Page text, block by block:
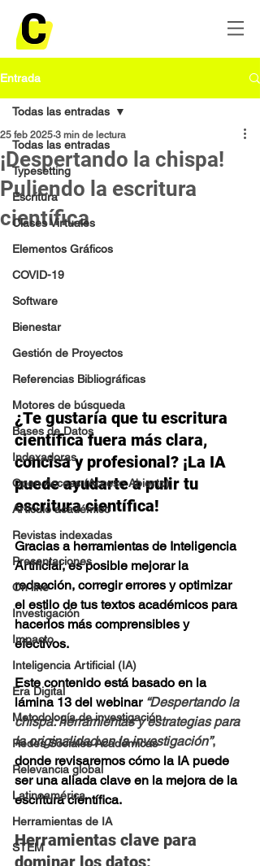
Entrada
Todas las entradas
Typesetting
Escritura
Clases Virtuales
Elementos Gráficos
COVID-19
Software
Bienestar
Gestión de Proyectos
Referencias Bibliográficas
Motores de búsqueda
Bases de Datos
Indexadoras
Open Access (Acceso Abierto)
Artículo académico
Revistas indexadas
Presentaciones
On line
Investigación
Impacto
Inteligencia Artificial (IA)
Era Digital
Metodología de investigación
Redes Sociales Académicas
Relevancia global
Latinoamérica
Herramientas de IA
STEM
Todas las entradas
¡Despertando la chispa!
Puliendo la escritura
científica
25 feb 2025 3 min de lectura
¿Te gustaría que tu escritura
científica fuera más clara,
concisa y profesional? ¡La IA
puede ayudarte a pulir tu
escritura científica!
Gracias a herramientas de Inteligencia
Artificial, es posible mejorar la
redacción, corregir errores y optimizar
el estilo de tus textos académicos para
hacerlos más comprensibles y
efectivos.
Este contenido está basado en la
lámina 13 del webinar “Despertando la
chispa: herramientas y estrategias para
la originalidad en la investigación”,
donde revisaremos cómo la IA puede
ser una aliada clave en la mejora de la
escritura científica.
Herramientas clave para
dominar los datos: